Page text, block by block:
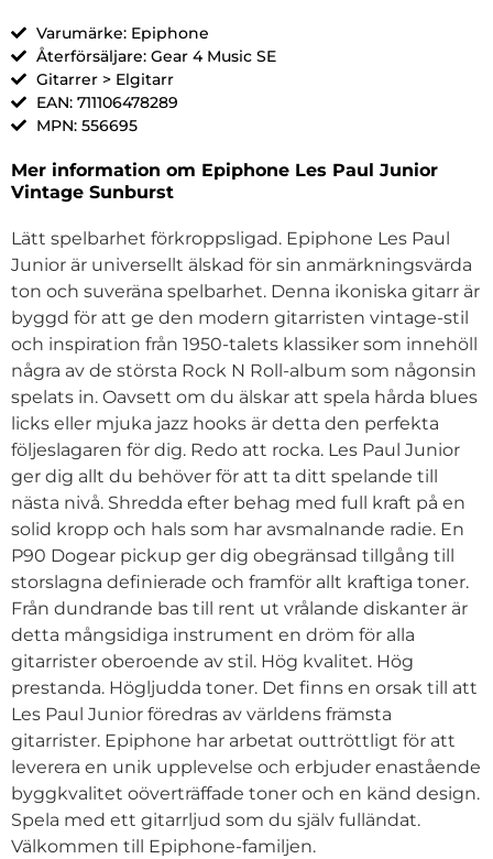
Varumärke: Epiphone
Återförsäljare: Gear 4 Music SE
Gitarrer > Elgitarr
EAN: 711106478289
MPN: 556695
Mer information om Epiphone Les Paul Junior
Vintage Sunburst
Lätt spelbarhet förkroppsligad. Epiphone Les Paul
Junior är universellt älskad för sin anmärkningsvärda
ton och suveräna spelbarhet. Denna ikoniska gitarr är
byggd för att ge den modern gitarristen vintage-stil
och inspiration från 1950-talets klassiker som innehöll
några av de största Rock N Roll-album som någonsin
spelats in. Oavsett om du älskar att spela hårda blues
licks eller mjuka jazz hooks är detta den perfekta
följeslagaren för dig. Redo att rocka. Les Paul Junior
ger dig allt du behöver för att ta ditt spelande till
nästa nivå. Shredda efter behag med full kraft på en
solid kropp och hals som har avsmalnande radie. En
P90 Dogear pickup ger dig obegränsad tillgång till
storslagna definierade och framför allt kraftiga toner.
Från dundrande bas till rent ut vrålande diskanter är
detta mångsidiga instrument en dröm för alla
gitarrister oberoende av stil. Hög kvalitet. Hög
prestanda. Högljudda toner. Det finns en orsak till att
Les Paul Junior föredras av världens främsta
gitarrister. Epiphone har arbetat outtröttligt för att
leverera en unik upplevelse och erbjuder enastående
byggkvalitet oöverträffade toner och en känd design.
Spela med ett gitarrljud som du själv fulländat.
Välkommen till Epiphone-familjen.